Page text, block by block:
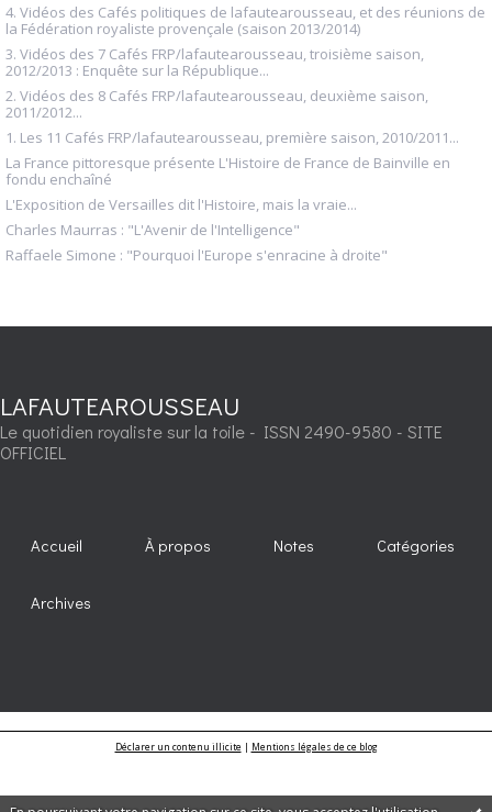
4. Vidéos des Cafés politiques de lafautearousseau, et des réunions de
la Fédération royaliste provençale (saison 2013/2014)
3. Vidéos des 7 Cafés FRP/lafautearousseau, troisième saison,
2012/2013 : Enquête sur la République...
2. Vidéos des 8 Cafés FRP/lafautearousseau, deuxième saison,
2011/2012...
1. Les 11 Cafés FRP/lafautearousseau, première saison, 2010/2011...
La France pittoresque présente L'Histoire de France de Bainville en
fondu enchaîné
L'Exposition de Versailles dit l'Histoire, mais la vraie...
Charles Maurras : "L'Avenir de l'Intelligence"
Raffaele Simone : "Pourquoi l'Europe s'enracine à droite"
LAFAUTEAROUSSEAU
Le quotidien royaliste sur la toile - ISSN 2490-9580 - SITE
OFFICIEL
Accueil À propos Notes Catégories
Archives
Déclarer un contenu illicite| Mentions légales de ce blog